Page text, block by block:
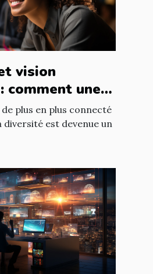
vision
comment une
peut
plus en plus connecté
diversité est devenue un